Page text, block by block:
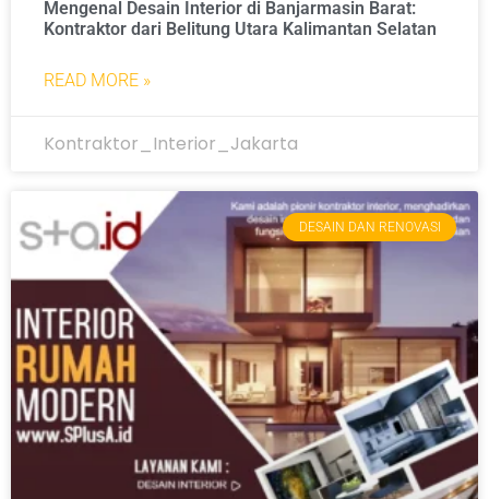
Mengenal Desain Interior di Banjarmasin Barat:
Kontraktor dari Belitung Utara Kalimantan Selatan
READ MORE »
Kontraktor_Interior_Jakarta
DESAIN DAN RENOVASI